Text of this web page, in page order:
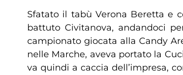
Sfatato il tabù Verona Beretta e
battuto Civitanova, andandoci
campionato giocata alla Candy
nelle Marche, aveva portato la
va quindi a caccia dell’impresa,